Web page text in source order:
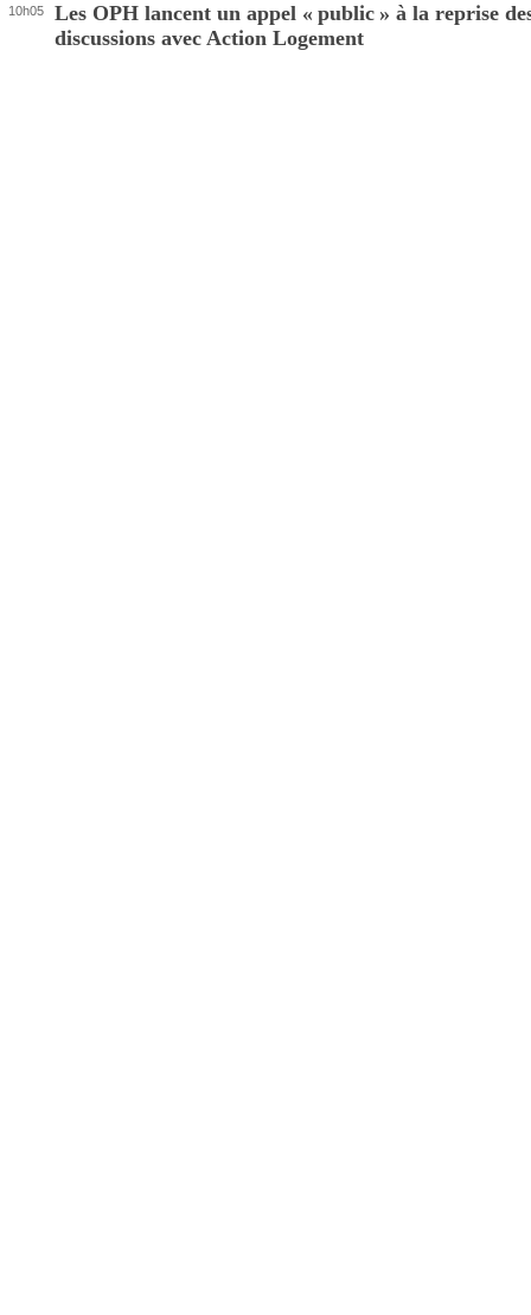
10h05
Les OPH lancent un appel « public » à la reprise
discussions avec Action Logement